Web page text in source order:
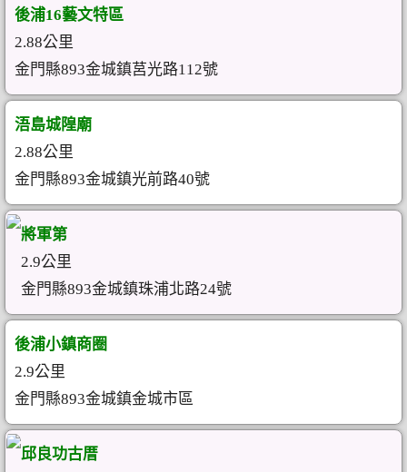
後浦16藝文特區
2.88公里
金門縣893金城鎮莒光路112號
浯島城隍廟
2.88公里
金門縣893金城鎮光前路40號
將軍第
2.9公里
金門縣893金城鎮珠浦北路24號
後浦小鎮商圈
2.9公里
金門縣893金城鎮金城市區
邱良功古厝